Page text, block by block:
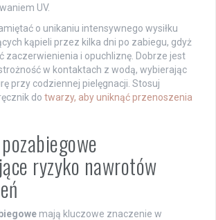
UV.
o unikaniu intensywnego wysiłku
kąpieli przez kilka dni po zabiegu, gdyż
zaczerwienienia i opuchliznę. Dobrze jest
w kontaktach z wodą, wybierając
przy codziennej pielęgnacji. Stosuj
do twarzy, aby uniknąć przenoszenia
ryzyko nawrotów
mają kluczowe znaczenie w